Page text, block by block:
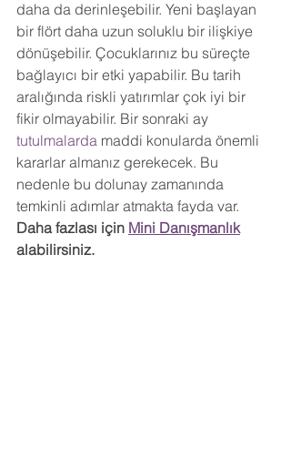
daha da derinleşebilir. Yeni başlayan
bir flört daha uzun soluklu bir ilişkiye
dönüşebilir. Çocuklarınız bu süreçte
bağlayıcı bir etki yapabilir. Bu tarih
aralığında riskli yatırımlar çok iyi bir
fikir olmayabilir. Bir sonraki ay
tutulmalarda maddi konularda önemli
kararlar almanız gerekecek. Bu
nedenle bu dolunay zamanında
temkinli adımlar atmakta fayda var.
Daha fazlası için Mini Danışmanlık
alabilirsiniz.